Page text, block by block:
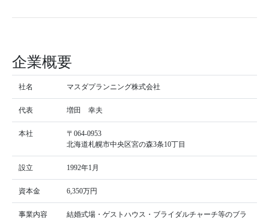
企業概要
社名 マスダプランニング株式会社
代表 増田 幸夫
本社
〒064-0953
北海道札幌市中央区宮の森3条10丁目
設立 1992年1月
資本金 6,350万円
事業内容
結婚式場・ゲストハウス・ブライダルチャーチ等のブラ